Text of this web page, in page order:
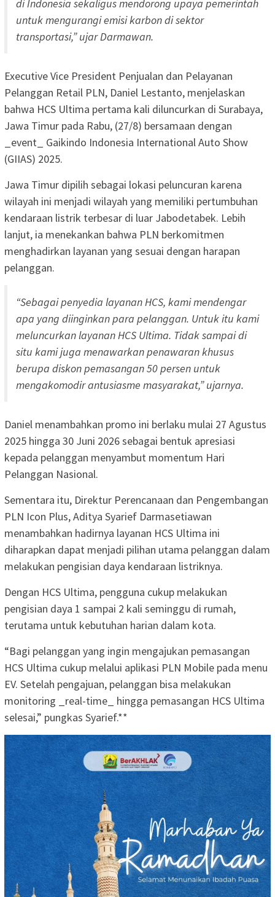
di Indonesia sekaligus mendorong upaya pemerintah
untuk mengurangi emisi karbon di sektor
transportasi,” ujar Darmawan.
Executive Vice President Penjualan dan Pelayanan
Pelanggan Retail PLN, Daniel Lestanto, menjelaskan
bahwa HCS Ultima pertama kali diluncurkan di Surabaya,
Jawa Timur pada Rabu, (27/8) bersamaan dengan
_event_ Gaikindo Indonesia International Auto Show
(GIIAS) 2025.
Jawa Timur dipilih sebagai lokasi peluncuran karena
wilayah ini menjadi wilayah yang memiliki pertumbuhan
kendaraan listrik terbesar di luar Jabodetabek. Lebih
lanjut, ia menekankan bahwa PLN berkomitmen
menghadirkan layanan yang sesuai dengan harapan
pelanggan.
“Sebagai penyedia layanan HCS, kami mendengar
apa yang diinginkan para pelanggan. Untuk itu kami
meluncurkan layanan HCS Ultima. Tidak sampai di
situ kami juga menawarkan penawaran khusus
berupa diskon pemasangan 50 persen untuk
mengakomodir antusiasme masyarakat,” ujarnya.
Daniel menambahkan promo ini berlaku mulai 27 Agustus
2025 hingga 30 Juni 2026 sebagai bentuk apresiasi
kepada pelanggan menyambut momentum Hari
Pelanggan Nasional.
Sementara itu, Direktur Perencanaan dan Pengembangan
PLN Icon Plus, Aditya Syarief Darmasetiawan
menambahkan hadirnya layanan HCS Ultima ini
diharapkan dapat menjadi pilihan utama pelanggan dalam
melakukan pengisian daya kendaraan listriknya.
Dengan HCS Ultima, pengguna cukup melakukan
pengisian daya 1 sampai 2 kali seminggu di rumah,
terutama untuk kebutuhan harian dalam kota.
“Bagi pelanggan yang ingin mengajukan pemasangan
HCS Ultima cukup melalui aplikasi PLN Mobile pada menu
EV. Setelah pengajuan, pelanggan bisa melakukan
monitoring _real-time_ hingga pemasangan HCS Ultima
selesai,” pungkas Syarief.**